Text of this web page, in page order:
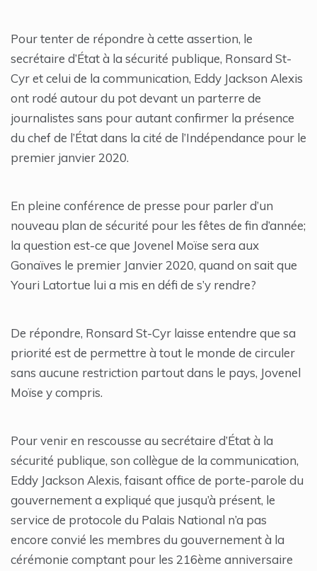
Pour tenter de répondre à cette assertion, le
secrétaire d’État à la sécurité publique, Ronsard St-
Cyr et celui de la communication, Eddy Jackson Alexis
ont rodé autour du pot devant un parterre de
journalistes sans pour autant confirmer la présence
du chef de l’État dans la cité de l’Indépendance pour le
premier janvier 2020.
En pleine conférence de presse pour parler d’un
nouveau plan de sécurité pour les fêtes de fin d’année;
la question est-ce que Jovenel Moïse sera aux
Gonaïves le premier Janvier 2020, quand on sait que
Youri Latortue lui a mis en défi de s’y rendre?
De répondre, Ronsard St-Cyr laisse entendre que sa
priorité est de permettre à tout le monde de circuler
sans aucune restriction partout dans le pays, Jovenel
Moïse y compris.
Pour venir en rescousse au secrétaire d’État à la
sécurité publique, son collègue de la communication,
Eddy Jackson Alexis, faisant office de porte-parole du
gouvernement a expliqué que jusqu’à présent, le
service de protocole du Palais National n’a pas
encore convié les membres du gouvernement à la
cérémonie comptant pour les 216ème anniversaire